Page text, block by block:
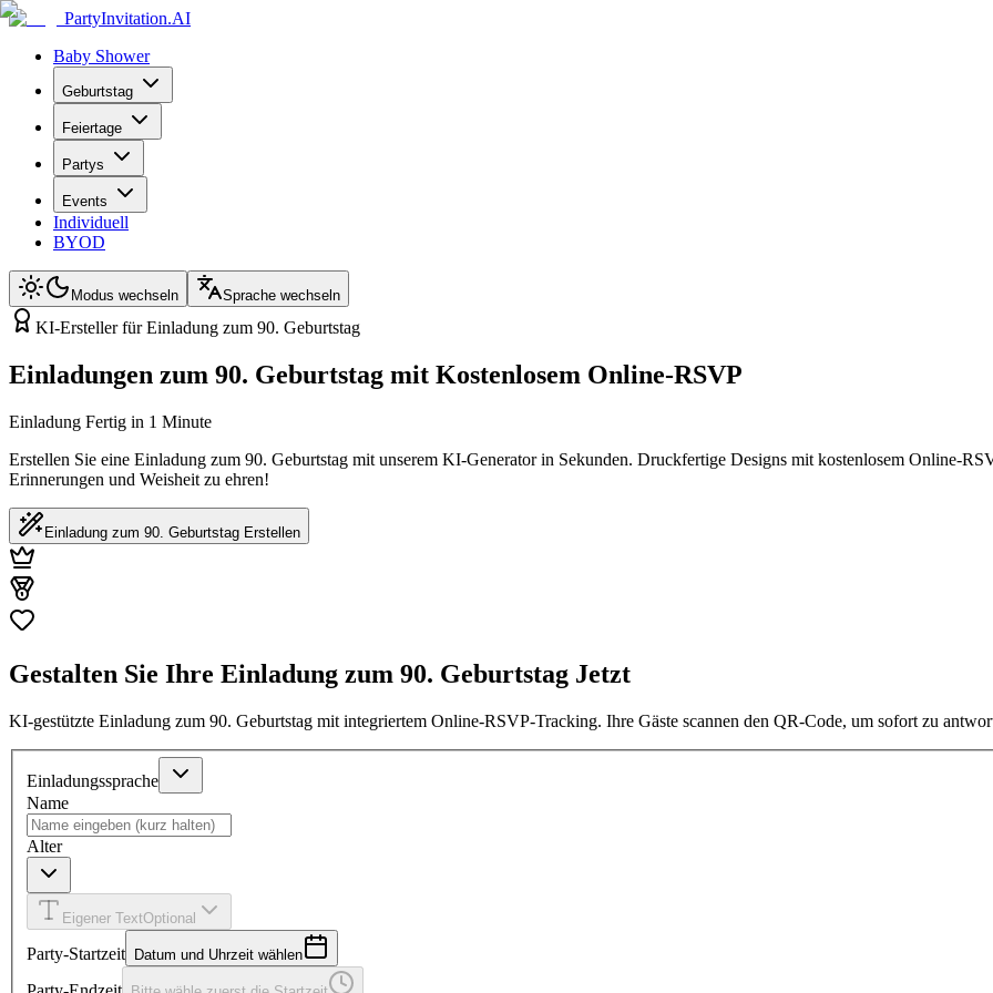
PartyInvitation.AI
Baby Shower
Geburtstag
Feiertage
Partys
Events
Individuell
BYOD
Modus wechseln Sprache wechseln
KI-Ersteller für Einladung zum 90. Geburtstag
Einladungen zum 90. Geburtstag mit Kostenlosem Online-RSVP
Einladung Fertig in 1 Minute
Erstellen Sie eine Einladung zum 90. Geburtstag mit unserem KI-Generator in Sekunden. Druckfertige Designs mit kostenlosem Online-
Erinnerungen und Weisheit zu ehren!
Einladung zum 90. Geburtstag Erstellen
Gestalten Sie Ihre Einladung zum 90. Geburtstag Jetzt
KI-gestützte Einladung zum 90. Geburtstag mit integriertem Online-RSVP-Tracking. Ihre Gäste scannen den QR-Code, um sofort zu
Einladungssprache
Name
Alter
Eigener TextOptional
Party-Startzeit Datum und Uhrzeit wählen